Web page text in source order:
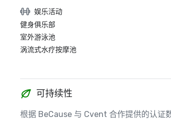
娱乐活动
健身俱乐部
室外游泳池
涡流式水疗按摩池
可持续性
根据 BeCause 与 Cvent 合作提供的认证